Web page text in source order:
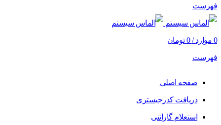
فهرست
0 موارد /
0 تومان
فهرست
صفحه اصلی
دریافت کدرجیستری
استعلام گارانتی